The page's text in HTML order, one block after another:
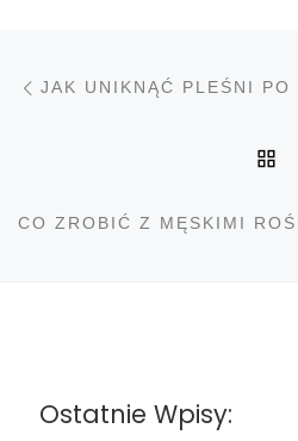
Nawigacja
JAK UNIKNĄĆ PLEŚNI PO
Ostatnie Wpisy: